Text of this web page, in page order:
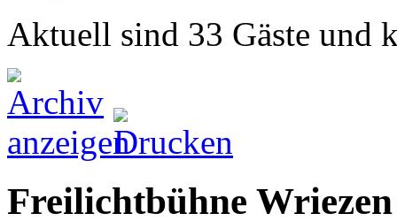
Aktuell sind 33 Gäste und
Freilichtbühne Wriezen